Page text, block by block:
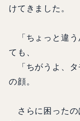
けてきました。
「ちょっと違う
ても、
「ちがうよ、タ
の顔。
さらに困ったの